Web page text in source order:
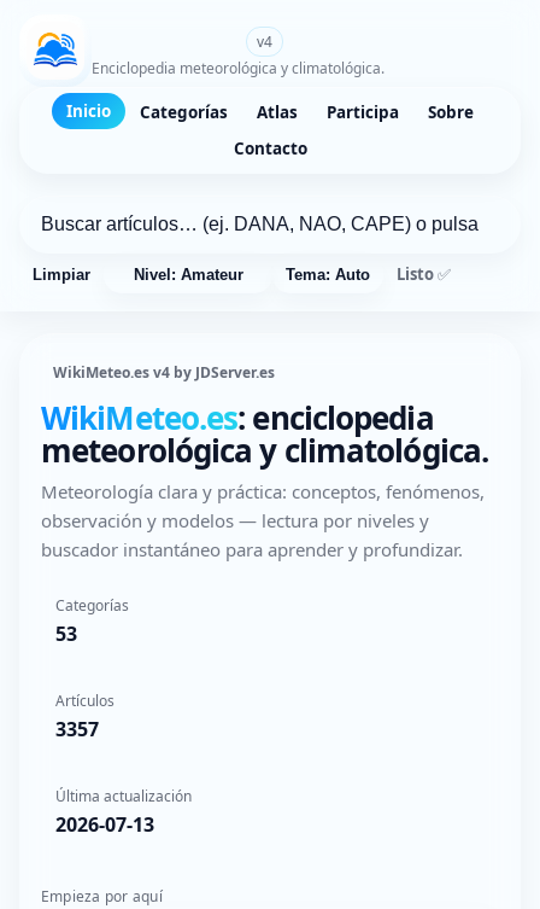
v4
Enciclopedia meteorológica y climatológica.
Inicio Categorías Atlas Participa
Sobre
Contacto
Limpiar Nivel: Amateur Tema: Auto Listo ✅
WikiMeteo.es v4 by JDServer.es
WikiMeteo.es: enciclopedia
meteorológica y climatológica.
Meteorología clara y práctica: conceptos, fenómenos,
observación y modelos — lectura por niveles y
buscador instantáneo para aprender y profundizar.
Categorías
53
Artículos
3357
Última actualización
2026-07-13
Empieza por aquí